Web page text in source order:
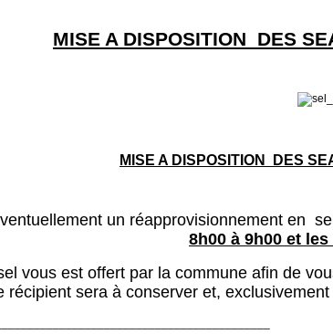
MISE A DISPOSITION DES
MISE A DISPOSITION DES
un réapprovisionnement en
8h00 à 9h00 et
vous est offert par la commune afin de
récipient sera à conserver et,